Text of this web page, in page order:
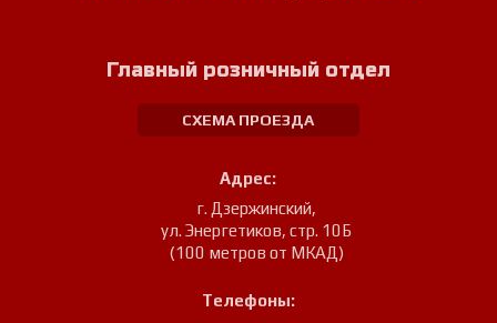
Главный розничный отдел
СХЕМА ПРОЕЗДА
Адрес:
г. Дзержинский,
ул. Энергетиков, стр. 10Б
(100 метров от МКАД)
Телефоны: